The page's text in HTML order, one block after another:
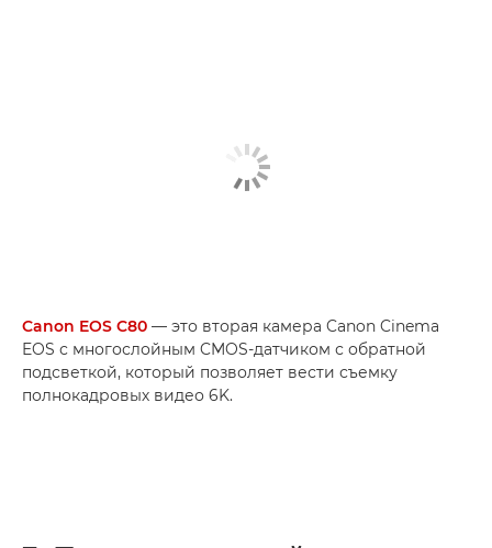
Canon EOS C80 — это вторая камера Canon Cinema
EOS с многослойным CMOS-датчиком с обратной
подсветкой, который позволяет вести съемку
полнокадровых видео 6K.